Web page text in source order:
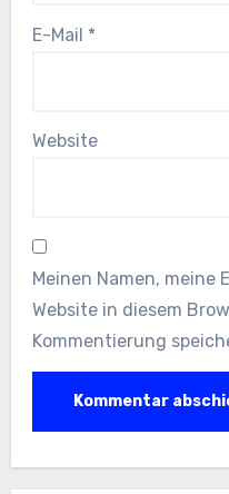
E-Mail *
Website
Meinen Namen, meine
Website in diesem
Kommentierung